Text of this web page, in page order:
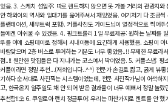
있음. 3. 스케치 섬일주: 따로 렌트하지 않으면 못 가볼 거리의 관광지
안 하와이의 역사와 일대기를 읊어주셔서 재밌었음. 여기저기 다 조금
플랜테이션, 새우트럭 포함). 커플사진도 가이드님이 열정적으로 찍어
들에겐 아쉬울 수 있겠음. 4. 핑크트롤리 1일 무료제공: 원하는 날짜를
루를 아예 쇼핑데이로 정해서 시내이동에 요긴하게 사용했음. 쇼핑이
바람맞으며 2층 버스로 투어하는 기분도 너무 좋았음..!! 무제한 무료라
점..!! 웬만한 맛집들은 다 지나가는 코스여서 딱이었음. 5. 커플스냅: 평
커플이라면 정말 추천...(저희입니다..^^) 전문가 손길로 짧고, 굵게 뷰
기하다 순서대로 사진찍는 시스템이었는데, 전문 사진작가님이 어색하
고, 한국온지 일주일도 채 안 되어 받은 결과물이 너무 예뻐서 정말 놀
추천함!!⛱️ 6. 쿠알로아 랜치 정글투어: 우리는 마찬가지로 렌트를 안 했